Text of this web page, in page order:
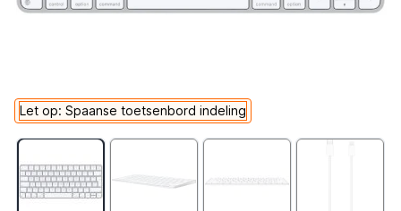
Let op: Spaanse toetsenbord indeling